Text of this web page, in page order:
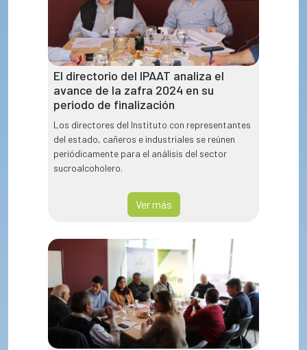
El directorio del IPAAT analiza el
avance de la zafra 2024 en su
periodo de finalización
Los directores del Instituto con representantes
del estado, cañeros e industriales se reúnen
periódicamente para el análisis del sector
sucroalcoholero.
Ver más